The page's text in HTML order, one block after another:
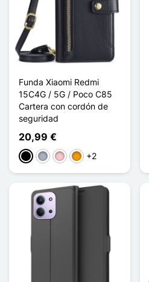
Funda Xiaomi Redmi
15C4G / 5G / Poco C85
Cartera con cordón de
seguridad
20,99 €
NegroGris RosaNaranja
+2